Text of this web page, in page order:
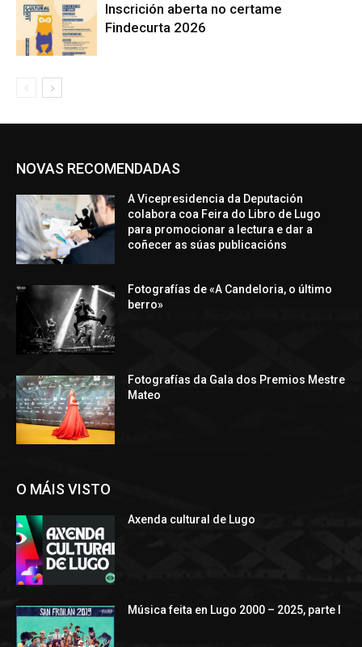
Inscrición aberta no certame
Findecurta 2026
NOVAS RECOMENDADAS
A Vicepresidencia da Deputación
colabora coa Feira do Libro de Lugo
para promocionar a lectura e dar a
coñecer as súas publicacións
Fotografías de «A Candeloria, o último
berro»
Fotografías da Gala dos Premios Mestre
Mateo
O MÁIS VISTO
Axenda cultural de Lugo
Música feita en Lugo 2000 – 2025, parte I